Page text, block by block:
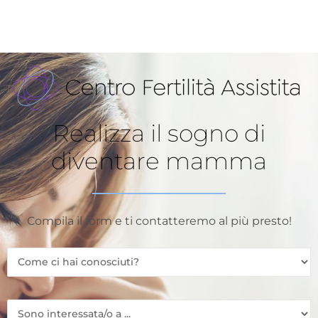
Realizza il sogno di
diventare mamma
Compila il form e ti contatteremo al più presto!